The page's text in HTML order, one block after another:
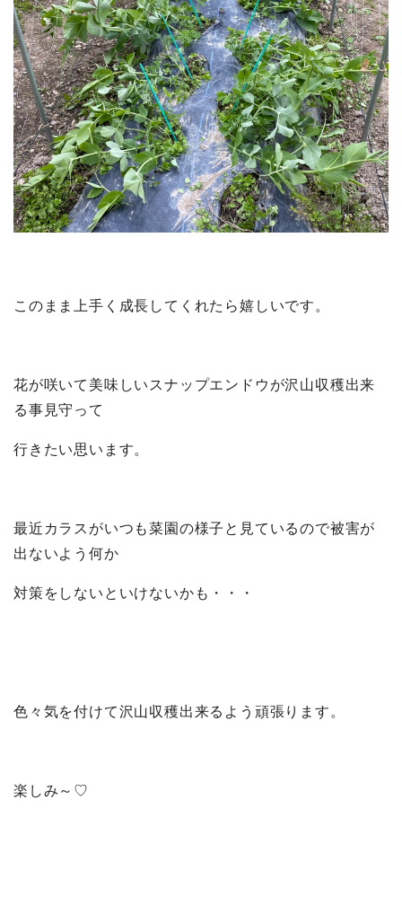
このまま上手く成長してくれたら嬉しいです。
花が咲いて美味しいスナップエンドウが沢山収穫出来
る事見守って
行きたい思います。
最近カラスがいつも菜園の様子と見ているので被害が
出ないよう何か
対策をしないといけないかも・・・
色々気を付けて沢山収穫出来るよう頑張ります。
楽しみ～♡